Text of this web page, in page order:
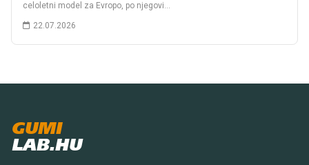
celoletni model za Evropo, po njegovi…
22.07.2026
GUMI
LAB.HU